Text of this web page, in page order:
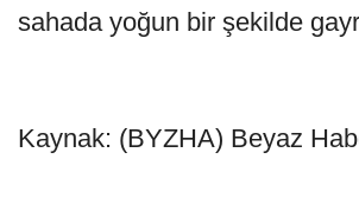
sahada yoğun bir şekilde
Kaynak: (BYZHA) Beyaz